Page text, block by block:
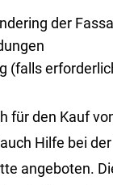
der
(falls
für den Kauf
Hilfe bei
angeboten.